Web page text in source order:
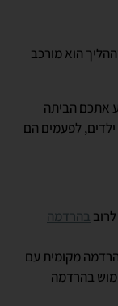
הוא מורכב
אתכם הביתה
לפעמים הם
בהרדמה
מקומית עם
בהרדמה